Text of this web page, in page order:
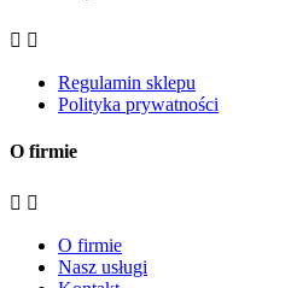
 
Regulamin sklepu
Polityka prywatności
O firmie
 
O firmie
Nasz usługi